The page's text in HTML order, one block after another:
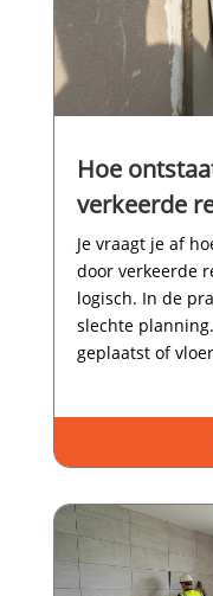
Hoe
verkeerde
Je vraagt je af
door verkeerde
logisch.​ In de
slechte
geplaatst of